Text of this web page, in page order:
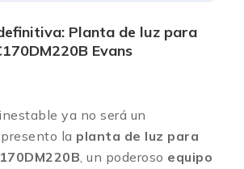
Planta de luz para
Evans
ya no será un
la planta de luz para
, un poderoso equipo